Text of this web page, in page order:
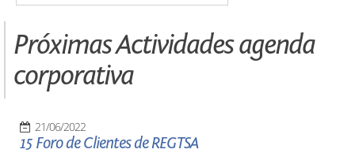
Próximas Actividades agenda
corporativa
21/06/2022
15 Foro de Clientes de REGTSA